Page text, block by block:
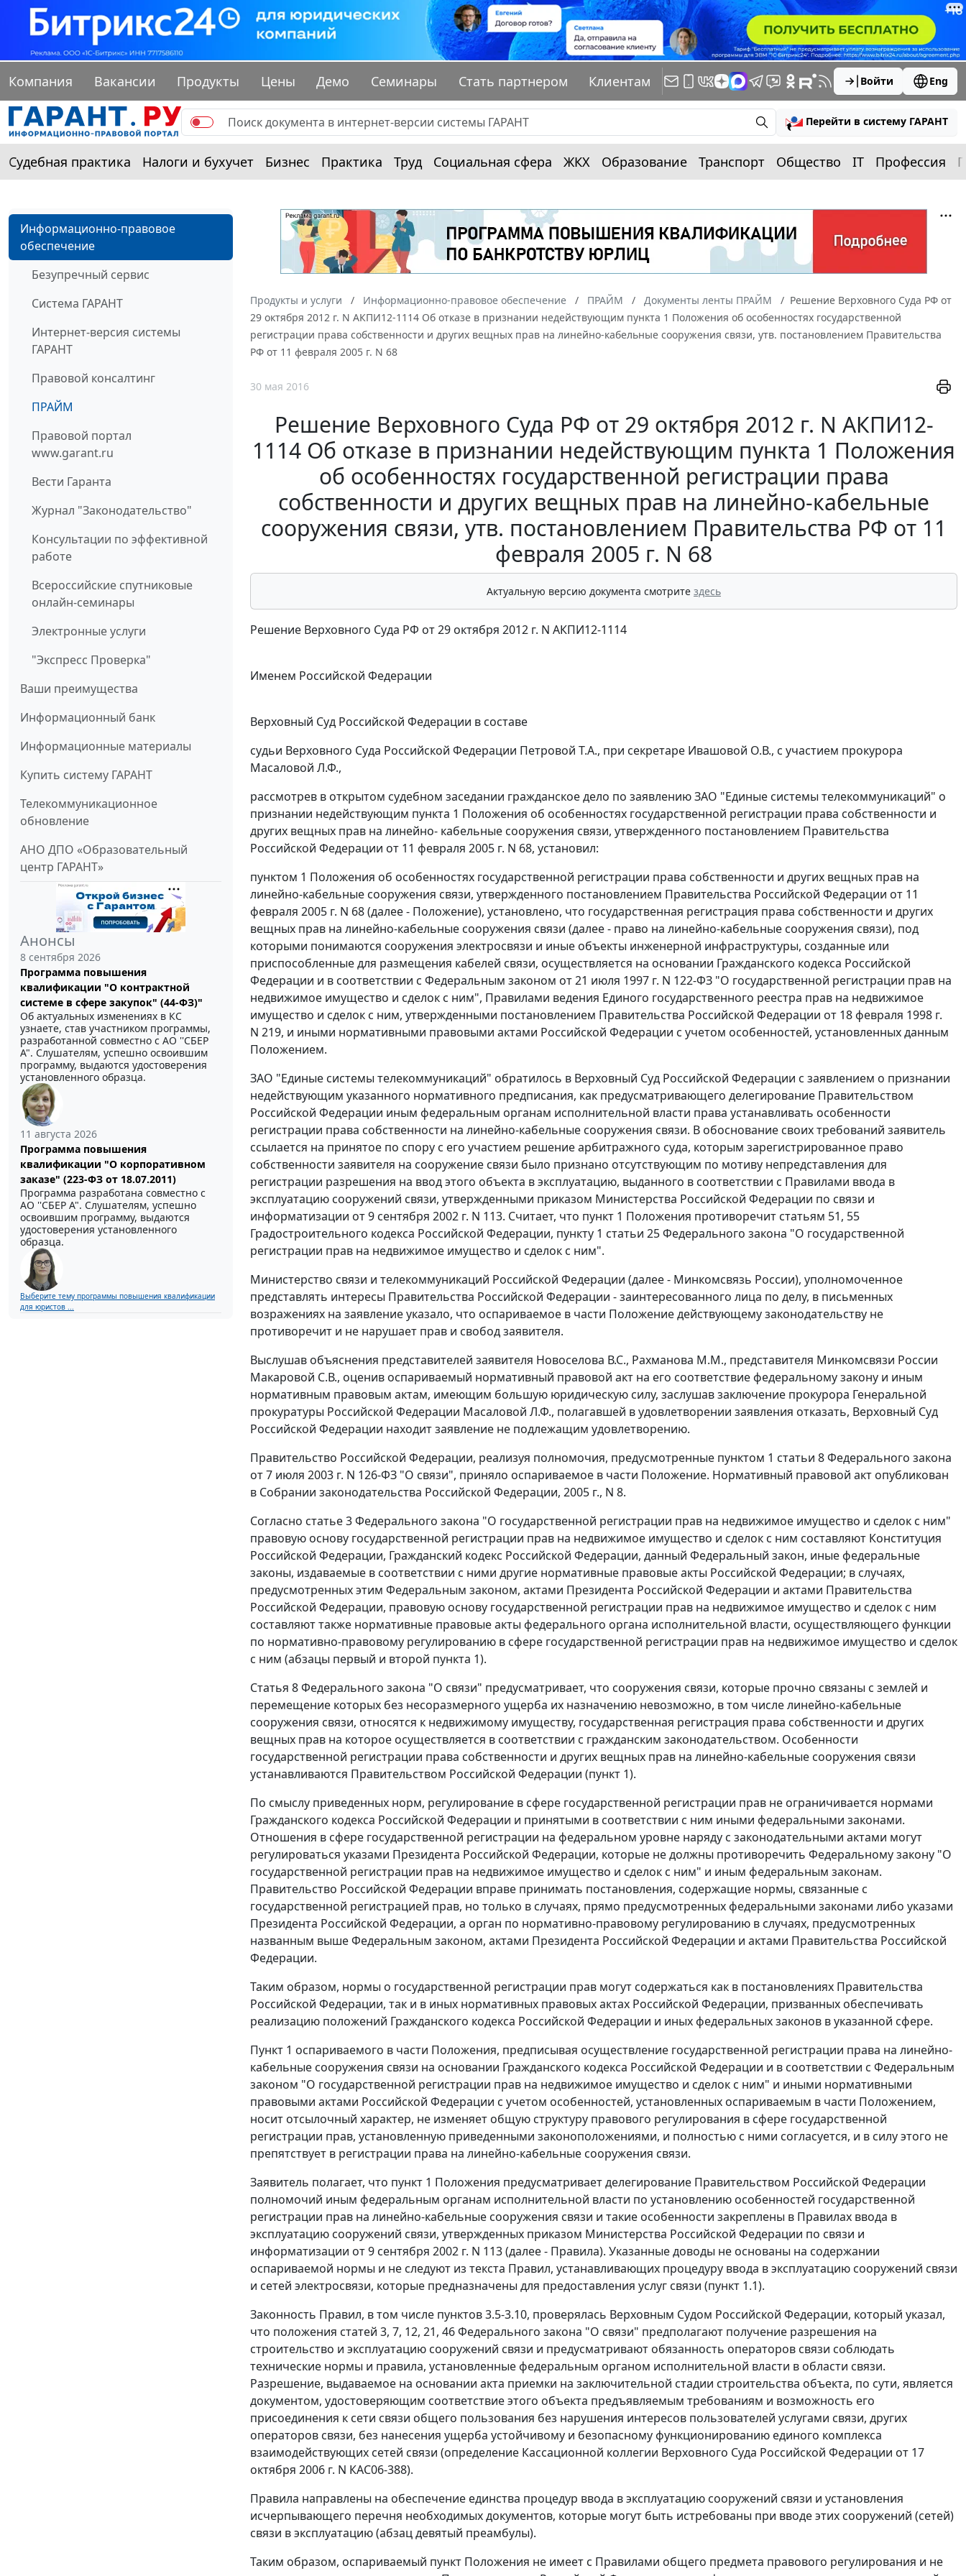
Компания Вакансии Продукты Цены Демо Семинары Стать партнером Клиентам Войти Eng
Перейти в систему ГАРАНТ
Судебная практика Налоги и бухучет Бизнес Практика Труд Социальная сфера ЖКХ Образование Транспорт Общество IT Профессия
Информационно-правовое
обеспечение
Безупречный сервис
Система ГАРАНТ
Интернет-версия системы
ГАРАНТ
Правовой консалтинг
ПРАЙМ
Правовой портал
www.garant.ru
Вести Гаранта
Журнал "Законодательство"
Консультации по эффективной
работе
Всероссийские спутниковые
онлайн-семинары
Электронные услуги
"Экспресс Проверка"
Ваши преимущества
Информационный банк
Информационные материалы
Купить систему ГАРАНТ
Телекоммуникационное
обновление
АНО ДПО «Образовательный
центр ГАРАНТ»
Анонсы
8 сентября 2026
Программа повышения
квалификации "О контрактной
системе в сфере закупок" (44-ФЗ)"
Об актуальных изменениях в КС
узнаете, став участником программы,
разработанной совместно с АО ''СБЕР
А". Слушателям, успешно освоившим
программу, выдаются удостоверения
установленного образца.
11 августа 2026
Программа повышения
квалификации "О корпоративном
заказе" (223-ФЗ от 18.07.2011)
Программа разработана совместно с
АО ''СБЕР А". Слушателям, успешно
освоившим программу, выдаются
удостоверения установленного
образца.
Выберите тему программы повышения квалификации
для юристов ...
Продукты и услуги Информационно-правовое обеспечение ПРАЙМ Документы ленты ПРАЙМ
Решение Верховного Суда РФ от
29 октября 2012 г. N АКПИ12-1114 Об отказе в признании недействующим пункта 1 Положения об особенностях государственной
регистрации права собственности и других вещных прав на линейно-кабельные сооружения связи, утв. постановлением Правительства
РФ от 11 февраля 2005 г. N 68
30 мая 2016
Решение Верховного Суда РФ от 29 октября 2012 г. N АКПИ12-
1114 Об отказе в признании недействующим пункта 1 Положения
об особенностях государственной регистрации права
собственности и других вещных прав на линейно-кабельные
сооружения связи, утв. постановлением Правительства РФ от 11
февраля 2005 г. N 68
Актуальную версию документа смотрите здесь
Решение Верховного Суда РФ от 29 октября 2012 г. N АКПИ12-1114
Именем Российской Федерации
Верховный Суд Российской Федерации в составе
судьи Верховного Суда Российской Федерации Петровой Т.А., при секретаре Ивашовой О.В., с участием прокурора
Масаловой Л.Ф.,
рассмотрев в открытом судебном заседании гражданское дело по заявлению ЗАО "Единые системы телекоммуникаций" о
признании недействующим пункта 1 Положения об особенностях государственной регистрации права собственности и
других вещных прав на линейно- кабельные сооружения связи, утвержденного постановлением Правительства
Российской Федерации от 11 февраля 2005 г. N 68, установил:
пунктом 1 Положения об особенностях государственной регистрации права собственности и других вещных прав на
линейно-кабельные сооружения связи, утвержденного постановлением Правительства Российской Федерации от 11
февраля 2005 г. N 68 (далее - Положение), установлено, что государственная регистрация права собственности и других
вещных прав на линейно-кабельные сооружения связи (далее - право на линейно-кабельные сооружения связи), под
которыми понимаются сооружения электросвязи и иные объекты инженерной инфраструктуры, созданные или
приспособленные для размещения кабелей связи, осуществляется на основании Гражданского кодекса Российской
Федерации и в соответствии с Федеральным законом от 21 июля 1997 г. N 122-ФЗ "О государственной регистрации прав на
недвижимое имущество и сделок с ним", Правилами ведения Единого государственного реестра прав на недвижимое
имущество и сделок с ним, утвержденными постановлением Правительства Российской Федерации от 18 февраля 1998 г.
N 219, и иными нормативными правовыми актами Российской Федерации с учетом особенностей, установленных данным
Положением.
ЗАО "Единые системы телекоммуникаций" обратилось в Верховный Суд Российской Федерации с заявлением о признании
недействующим указанного нормативного предписания, как предусматривающего делегирование Правительством
Российской Федерации иным федеральным органам исполнительной власти права устанавливать особенности
регистрации права собственности на линейно-кабельные сооружения связи. В обоснование своих требований заявитель
ссылается на принятое по спору с его участием решение арбитражного суда, которым зарегистрированное право
собственности заявителя на сооружение связи было признано отсутствующим по мотиву непредставления для
регистрации разрешения на ввод этого объекта в эксплуатацию, выданного в соответствии с Правилами ввода в
эксплуатацию сооружений связи, утвержденными приказом Министерства Российской Федерации по связи и
информатизации от 9 сентября 2002 г. N 113. Считает, что пункт 1 Положения противоречит статьям 51, 55
Градостроительного кодекса Российской Федерации, пункту 1 статьи 25Федерального закона "О государственной
регистрации прав на недвижимое имущество и сделок с ним".
Министерство связи и телекоммуникаций Российской Федерации (далее - Минкомсвязь России), уполномоченное
представлять интересы Правительства Российской Федерации - заинтересованного лица по делу, в письменных
возражениях на заявление указало, что оспариваемое в части Положениедействующему законодательству не
противоречит и не нарушает прав и свобод заявителя.
Выслушав объяснения представителей заявителя Новоселова В.С., Рахманова М.М., представителя Минкомсвязи России
Макаровой С.В., оценив оспариваемый нормативный правовой акт на его соответствие федеральному закону и иным
нормативным правовым актам, имеющим большую юридическую силу, заслушав заключение прокурора Генеральной
прокуратуры Российской Федерации Масаловой Л.Ф., полагавшей в удовлетворении заявления отказать, Верховный Суд
Российской Федерации находит заявление не подлежащим удовлетворению.
Правительство Российской Федерации, реализуя полномочия, предусмотренные пунктом 1 статьи 8Федерального закона
от 7 июля 2003 г. N 126-ФЗ "О связи", приняло оспариваемое в части Положение. Нормативный правовой акт опубликован
в Собрании законодательства Российской Федерации, 2005 г., N 8.
Согласно статье 3 Федерального закона "О государственной регистрации прав на недвижимое имущество и сделок с ним"
правовую основу государственной регистрации прав на недвижимое имущество и сделок с ним составляют Конституция
Российской Федерации, Гражданский кодекс Российской Федерации, данный Федеральный закон, иные федеральные
законы, издаваемые в соответствии с ними другие нормативные правовые акты Российской Федерации; в случаях,
предусмотренных этим Федеральным законом, актами Президента Российской Федерации и актами Правительства
Российской Федерации, правовую основу государственной регистрации прав на недвижимое имущество и сделок с ним
составляют также нормативные правовые акты федерального органа исполнительной власти, осуществляющего функции
по нормативно-правовому регулированию в сфере государственной регистрации прав на недвижимое имущество и сделок
с ним (абзацы первый и второй пункта 1).
Статья 8 Федерального закона "О связи" предусматривает, что сооружения связи, которые прочно связаны с землей и
перемещение которых без несоразмерного ущерба их назначению невозможно, в том числе линейно-кабельные
сооружения связи, относятся к недвижимому имуществу, государственная регистрация права собственности и других
вещных прав на которое осуществляется в соответствии с гражданским законодательством. Особенности
государственной регистрации права собственности и других вещных прав на линейно-кабельные сооружения связи
устанавливаются Правительством Российской Федерации (пункт 1).
По смыслу приведенных норм, регулирование в сфере государственной регистрации прав не ограничивается нормами
Гражданского кодекса Российской Федерации и принятыми в соответствии с ним иными федеральными законами.
Отношения в сфере государственной регистрации на федеральном уровне наряду с законодательными актами могут
регулироваться указами Президента Российской Федерации, которые не должны противоречить Федеральному закону "О
государственной регистрации прав на недвижимое имущество и сделок с ним" и иным федеральным законам.
Правительство Российской Федерации вправе принимать постановления, содержащие нормы, связанные с
государственной регистрацией прав, но только в случаях, прямо предусмотренных федеральными законами либо указами
Президента Российской Федерации, а орган по нормативно-правовому регулированию в случаях, предусмотренных
названным выше Федеральным законом, актами Президента Российской Федерации и актами Правительства Российской
Федерации.
Таким образом, нормы о государственной регистрации прав могут содержаться как в постановлениях Правительства
Российской Федерации, так и в иных нормативных правовых актах Российской Федерации, призванных обеспечивать
реализацию положений Гражданского кодекса Российской Федерации и иных федеральных законов в указанной сфере.
Пункт 1 оспариваемого в части Положения, предписывая осуществление государственной регистрации права на линейно-
кабельные сооружения связи на основании Гражданского кодекса Российской Федерации и в соответствии с Федеральным
законом "О государственной регистрации прав на недвижимое имущество и сделок с ним" и иными нормативными
правовыми актами Российской Федерации с учетом особенностей, установленных оспариваемым в части Положением,
носит отсылочный характер, не изменяет общую структуру правового регулирования в сфере государственной
регистрации прав, установленную приведенными законоположениями, и полностью с ними согласуется, и в силу этого не
препятствует в регистрации права на линейно-кабельные сооружения связи.
Заявитель полагает, что пункт 1 Положения предусматривает делегирование Правительством Российской Федерации
полномочий иным федеральным органам исполнительной власти по установлению особенностей государственной
регистрации прав на линейно-кабельные сооружения связи и такие особенности закреплены в Правилах ввода в
эксплуатацию сооружений связи, утвержденных приказом Министерства Российской Федерации по связи и
информатизации от 9 сентября 2002 г. N 113 (далее - Правила). Указанные доводы не основаны на содержании
оспариваемой нормы и не следуют из текста Правил, устанавливающих процедуру ввода в эксплуатацию сооружений связи
и сетей электросвязи, которые предназначены для предоставления услуг связи (пункт 1.1).
Законность Правил, в том числе пунктов 3.5-3.10, проверялась Верховным Судом Российской Федерации, который указал,
что положения статей 3, 7, 12, 21, 46Федерального закона "О связи" предполагают получение разрешения на
строительство и эксплуатацию сооружений связи и предусматривают обязанность операторов связи соблюдать
технические нормы и правила, установленные федеральным органом исполнительной власти в области связи.
Разрешение, выдаваемое на основании акта приемки на заключительной стадии строительства объекта, по сути, является
документом, удостоверяющим соответствие этого объекта предъявляемым требованиям и возможность его
присоединения к сети связи общего пользования без нарушения интересов пользователей услугами связи, других
операторов связи, без нанесения ущерба устойчивому и безопасному функционированию единого комплекса
взаимодействующих сетей связи (определение Кассационной коллегии Верховного Суда Российской Федерации от 17
октября 2006 г. N КАС06-388).
Правила направлены на обеспечение единства процедур ввода в эксплуатацию сооружений связи и установления
исчерпывающего перечня необходимых документов, которые могут быть истребованы при вводе этих сооружений (сетей)
связи в эксплуатацию (абзац девятый преамбулы).
Таким образом, оспариваемый пункт Положения не имеет с Правилами общего предмета правового регулирования и не